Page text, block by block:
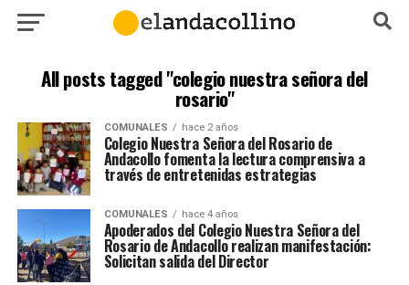
All posts tagged "colegio nuestra señora del
rosario"
COMUNALES hace 2 años
Colegio Nuestra Señora del Rosario de
Andacollo fomenta la lectura comprensiva a
través de entretenidas estrategias
COMUNALES hace 4 años
Apoderados del Colegio Nuestra Señora del
Rosario de Andacollo realizan manifestación:
Solicitan salida del Director